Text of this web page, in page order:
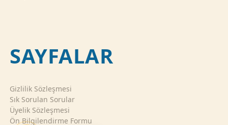
SAYFALAR
Gizlilik Sözleşmesi
Sık Sorulan Sorular
Üyelik Sözleşmesi
Ön Bilgilendirme Formu